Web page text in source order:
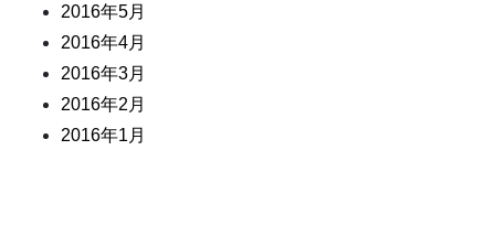
2016年5月
2016年4月
2016年3月
2016年2月
2016年1月